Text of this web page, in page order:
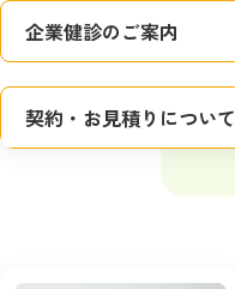
企業健診のご案内
契約・お見積りについて